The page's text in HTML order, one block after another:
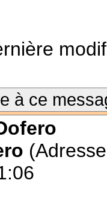
à ce